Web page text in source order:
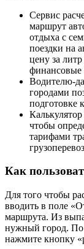
Сервис
маршрут
отдыха с
поездки на
цену за
финансовые
Водителю-
городами
подготовке
чтобы
тарифами
Как
Для того чтобы
вводить в поле
маршрута. Из
нужный город. По
нажмите кнопку